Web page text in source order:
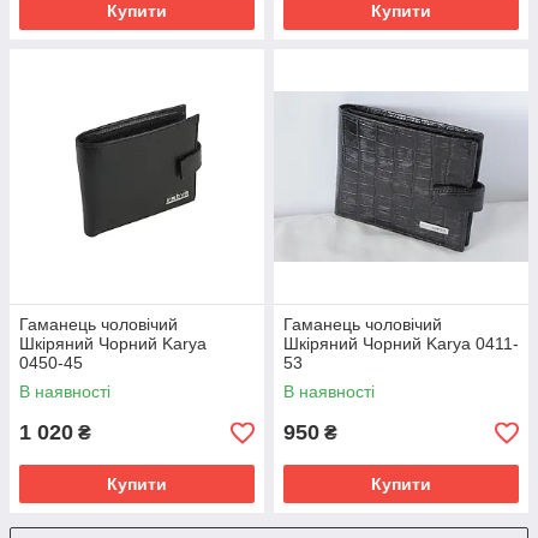
Купити Купити
Гаманець чоловічий
Шкіряний Чорний Karya
0450-45
В наявності
1 020 ₴
Купити
Гаманець чоловічий
Шкіряний Чорний Karya 0411-
53
В наявності
950 ₴
Купити